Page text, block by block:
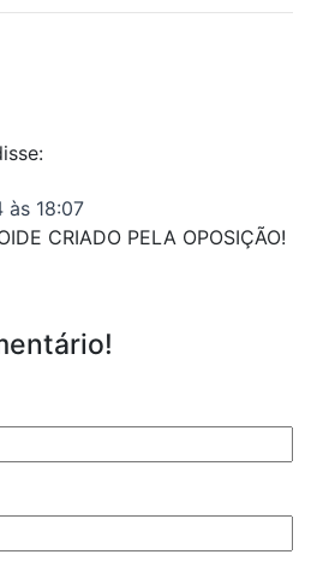
às 18:07
CRIADO PELA OPOSIÇÃO!